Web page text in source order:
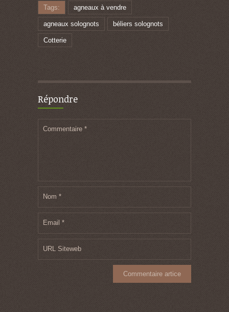
Tags: agneaux à vendre
agneaux solognots béliers solognots
Cotterie
Répondre
Commentaire *
Nom *
Email *
URL Siteweb